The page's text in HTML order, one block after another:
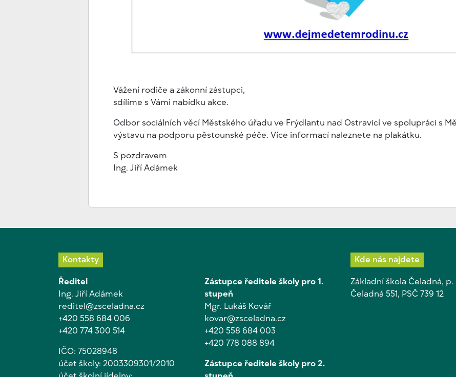
Vážení rodiče a zákonní zástupci,
sdílíme s Vámi nabídku akce.
Odbor sociálních věcí Městského úřadu ve Frýdlantu nad Ostravicí ve spolupráci s
výstavu na podporu pěstounské péče. Více informací naleznete na plakátku.
S pozdravem
Ing. Jiří Adámek
Kontakty
Ředitel
Ing. Jiří Adámek
reditel@zsceladna.cz
+420 558 684 006
+420 774 300 514
IČO: 75028948
účet školy: 2003309301/2010
Zástupce ředitele školy pro 1.
stupeň
Mgr. Lukáš Kovář
kovar@zsceladna.cz
+420 558 684 003
+420 778 088 894
Zástupce ředitele školy pro 2.
Kde nás najdete
Základní škola Čeladná, p.
Čeladná 551, PSČ 739 12